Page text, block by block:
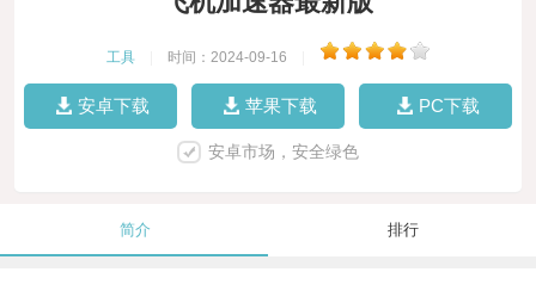
工具 时间：2024-09-16
安卓下载 苹果下载 PC下载
安卓市场，安全绿色
简介 排行